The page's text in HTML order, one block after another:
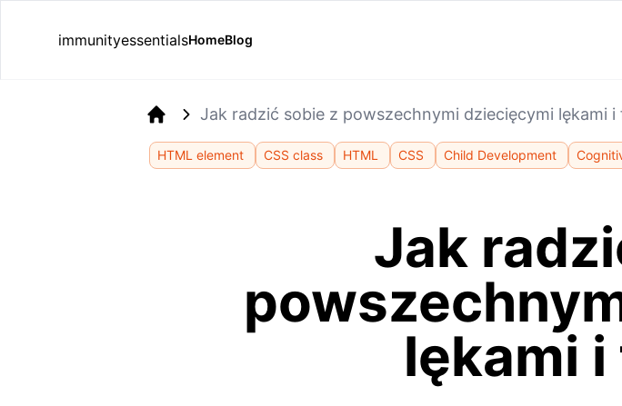
immunityessentialsHomeBlog
Jak radzić sobie z powszechnymi dziecięcymi lękami i
HTML element CSS class HTML CSS Child Development
Jak
lękami